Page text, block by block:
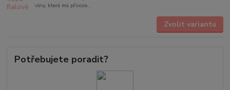
vlny, která má přiroze...
Zvolit variantu
Potřebujete poradit?